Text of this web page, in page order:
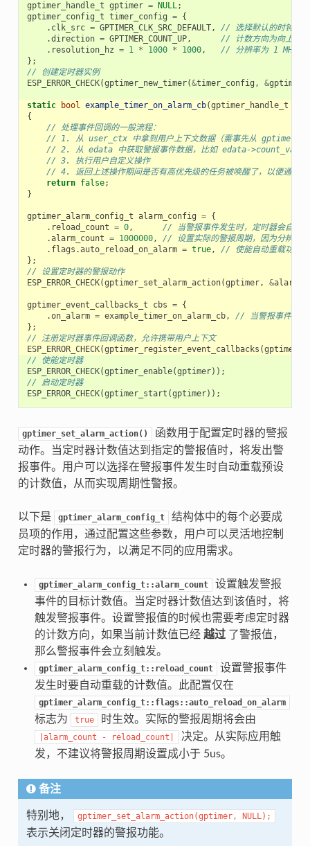
gptimer_handle_t gptimer = NULL;
gptimer_config_t timer_config = {
. clk_src = GPTIMER_CLK_SRC_DEFAULT,
// 选择默认的时钟源
.direction = GPTIMER_COUNT_UP,
// 计数方向为向上计数
. resolution_hz = 1 * 1000 * 1000,
// 分辨率为 1 MHz，
};
// 创建定时器实例
ESP_ERROR_CHECK(gptimer_new_timer(&timer_config , &gptimer
static bool example_timer_on_alarm_cb(gptimer_handle_t
{
// 处理事件回调的一般流程：
// 1. 从 user_ctx 中拿到用户上下文数据（需事先从
// 2. 从 edata 中获取警报事件数据，比如 edata->count_value
// 3. 执行用户自定义操作
// 4. 返回上述操作期间是否有高优先级的任务被唤醒了，以便通知调
return false;
}
gptimer_alarm_config_t alarm_config = {
. reload_count = 0,
// 当警报事件发生时，定时器会自动
.alarm_count = 1000000,
// 设置实际的警报周期，因为分辨率
. flags .auto_reload_on_alarm = true,
// 使能自动重载功能
};
// 设置定时器的警报动作
ESP_ERROR_CHECK(gptimer_set_alarm_action(gptimer, &
gptimer_event_callbacks_t cbs = {
.on_alarm = example_timer_on_alarm_cb,
// 当警报事件发生
};
// 注册定时器事件回调函数，允许携带用户上下文
ESP_ERROR_CHECK(gptimer_register_event_callbacks (gptimer
// 使能定时器
ESP_ERROR_CHECK(gptimer_enable(gptimer));
// 启动定时器
ESP_ERROR_CHECK(gptimer_start (gptimer));
gptimer_set_alarm_action()
函数用于配置定时器的警报
动作。当定时器计数值达到指定的警报值时，将发出警
报事件。用户可以选择在警报事件发生时自动重载预设
的计数值，从而实现周期性警报。
以下是 gptimer_alarm_config_t
结构体中的每个必要成
员项的作用，通过配置这些参数，用户可以灵活地控制
定时器的警报行为，以满足不同的应用需求。
gptimer_alarm_config_t::alarm_count
设置触发警报
事件的目标计数值。当定时器计数值达到该值时，将
触发警报事件。设置警报值的时候也需要考虑定时器
的计数方向，如果当前计数值已经 越过了警报值，
那么警报事件会立刻触发。
gptimer_alarm_config_t::reload_count
设置警报事件
发生时要自动重载的计数值。此配置仅在
gptimer_alarm_config_t::flags::auto_reload_on_alarm
标志为 true 时生效。实际的警报周期将会由
|alarm_count - reload_count|
决定。从实际应用触
发，不建议将警报周期设置成小于 5us。
备注
特别地， gptimer_set_alarm_action(gptimer, NULL);
表示关闭定时器的警报功能。